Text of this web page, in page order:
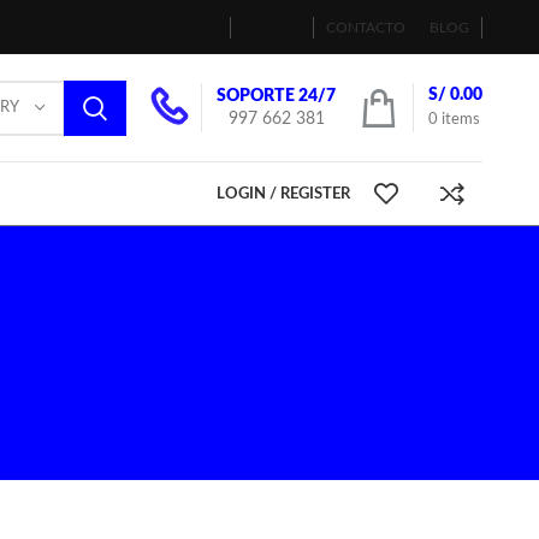
CONTACTO BLOG
SOPORTE 24/7
997 662 381
0 items
S/ 0.00
LOGIN / REGISTER